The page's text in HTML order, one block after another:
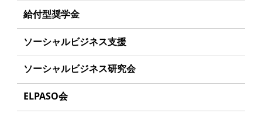
丸和育志会の目指す未来
学生のみなさんへ
起業を考えているみなさんへ
応援したいみなさんへ
理念
組織
年間スケジュール
給付型奨学金
事業方針
募集要項
給付型奨学金とは
ソーシャルビジネス支援
事業方針
募集要項
ソーシャルビジネス研究会
研究会のねらい
ELPASO会